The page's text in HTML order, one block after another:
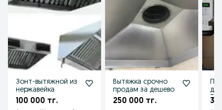
Зонт-вытяжной из
нержавейка
100 000 тг.
Вытяжка срочно
продам за дешево
250 000 тг. 30